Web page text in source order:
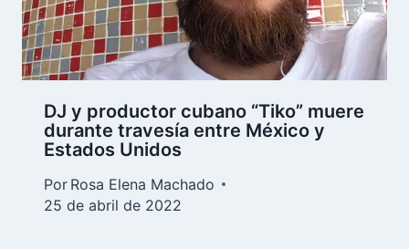
DJ y productor cubano “Tiko” muere
durante travesía entre México y
Estados Unidos
Por Rosa Elena Machado
25 de abril de 2022